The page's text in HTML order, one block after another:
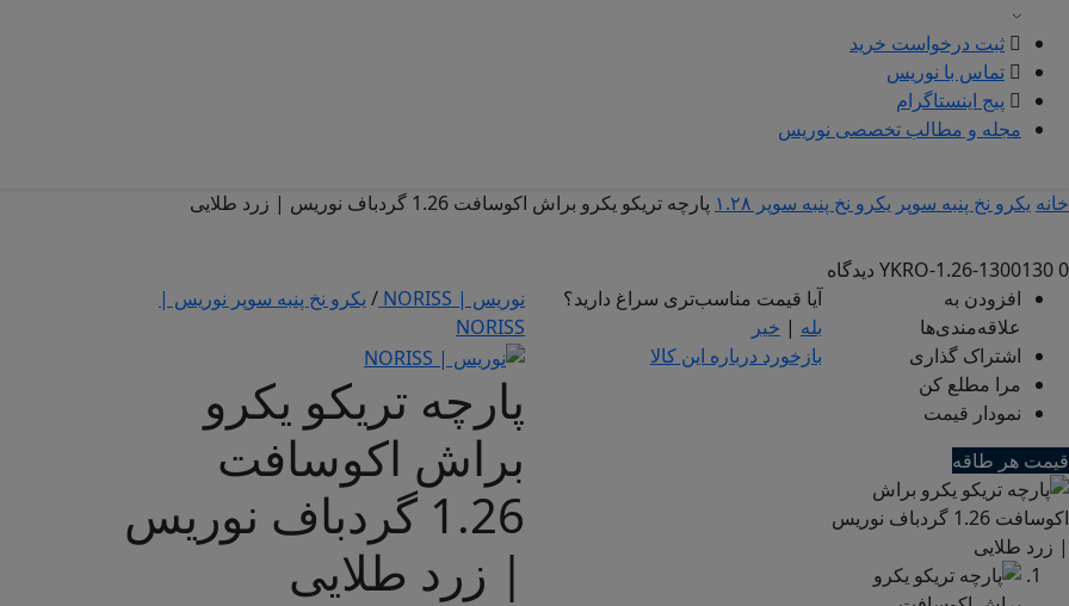
ثبت درخواست خرید
تماس با نوریس
پیج اینستاگرام
مجله و مطالب تخصصی نوریس
خانه یکرو نخ پنبه سوپر یکرو نخ پنبه سوپر ۱.۲۸ پارچه تریکو یکرو براش اکوسافت 1.26 گردباف نوریس | زرد طلایی
YKRO-1.26-1300130 0 دیدگاه
افزودن به
علاقه‌مندی‌ها
اشتراک گذاری
مرا مطلع کن
نمودار قیمت
قیمت هر طاقه
آیا قیمت مناسب‌تری سراغ دارید؟
بله | خیر
بازخورد درباره این کالا
نوریس | NORISS / یکرو نخ پنبه سوپر نوریس |
NORISS
پارچه تریکو یکرو
براش اکوسافت
1.26 گردباف نوریس
| زرد طلایی